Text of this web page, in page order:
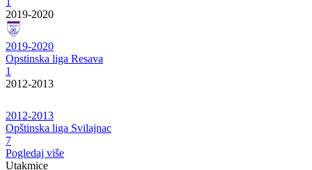
2019-2020
2019-2020
Opstinska liga Resava
1
2012-2013
2012-2013
Opštinska liga Svilajnac
7
Pogledaj više
Utakmice